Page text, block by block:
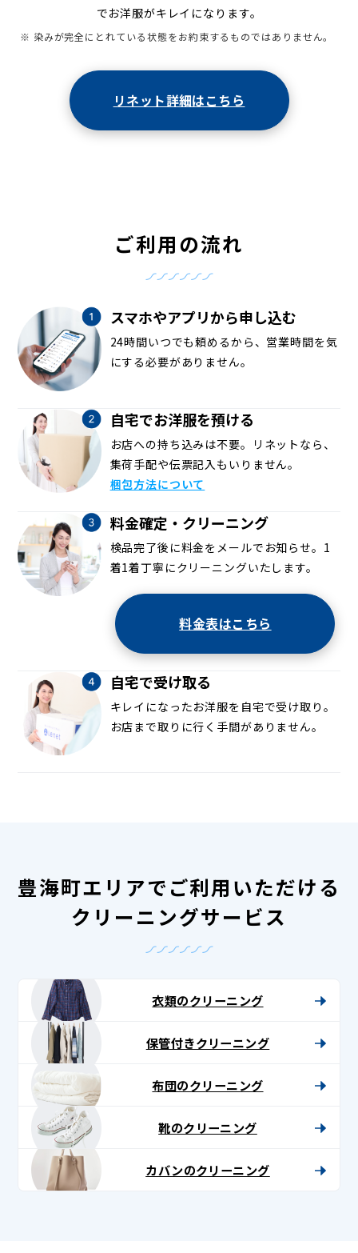
でお洋服がキレイになります。
※ 染みが完全にとれている状態をお約束するものではありません。
リネット詳細はこちら
ご利用の流れ
スマホやアプリから申し込む
24時間いつでも頼めるから、営業時間を気
にする必要がありません。
自宅でお洋服を預ける
お店への持ち込みは不要。リネットなら、
集荷手配や伝票記入もいりません。
梱包方法について
料金確定・クリーニング
検品完了後に料金をメールでお知らせ。1
着1着丁寧にクリーニングいたします。
料金表はこちら
自宅で受け取る
キレイになったお洋服を自宅で受け取り。
お店まで取りに行く手間がありません。
豊海町エリアでご利用いただける
クリーニングサービス
衣類のクリーニング
保管付きクリーニング
布団のクリーニング
靴のクリーニング
カバンのクリーニング